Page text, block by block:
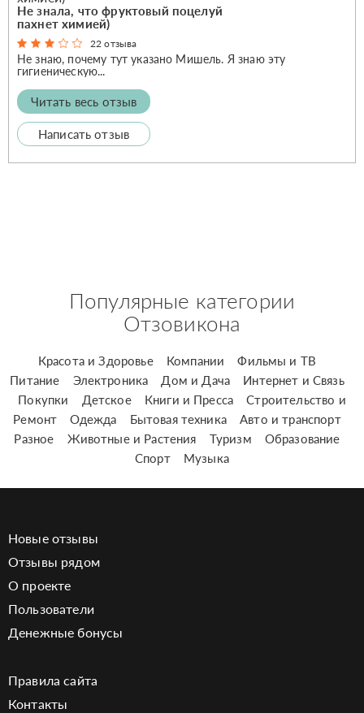
Не знала, что фруктовый поцелуй
пахнет химией)
22 отзыва
Не знаю, почему тут указано Мишель. Я знаю эту
гигиеническую...
Читать весь отзыв
Написать отзыв
Популярные категории
Отзовикона
Красота и Здоровье Компании
Фильмы и ТВ
Питание
Электроника Дом и Дача
Интернет и Связь
Покупки
Детское Книги и Пресса
Строительство и
Ремонт
Одежда Бытовая техника
Авто и транспорт
Разное
Животные и Растения Туризм
Образование
Спорт
Музыка
Новые отзывы
Отзывы рядом
О проекте
Пользователи
Денежные бонусы
Правила сайта
Контакты